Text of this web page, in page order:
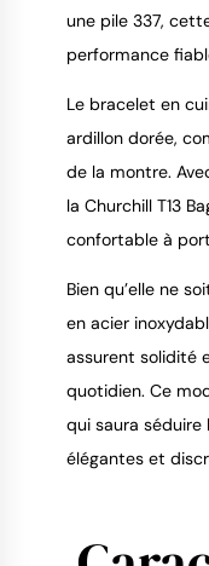
une pile 337,
performance
Le bracelet en
ardillon dorée,
de la montre.
la Churchill T13
confortable à
Bien qu’elle ne
en acier
assurent solidité
quotidien. Ce
qui saura
élégantes et